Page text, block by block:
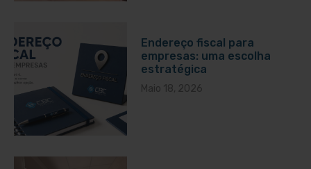
Endereço fiscal para
empresas: uma escolha
estratégica
Maio 18, 2026